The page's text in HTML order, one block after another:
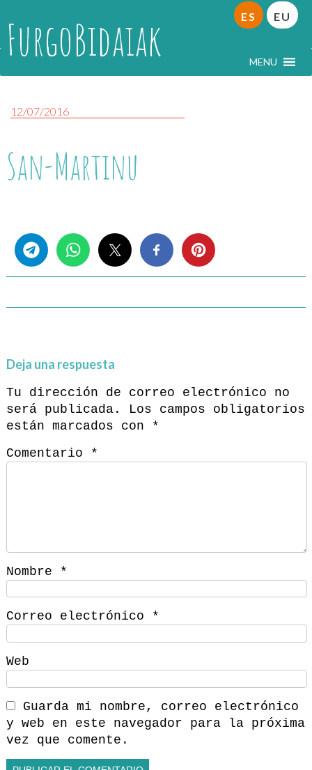
FurgoBidaiak MENU
ES EU
12/07/2016
San-Martinu
Deja una respuesta
Tu dirección de correo electrónico no
será publicada.
Los campos obligatorios
están marcados con
*
Comentario
*
Nombre *
Correo electrónico *
Web
Guarda mi nombre, correo electrónico
y web en este navegador para la próxima
vez que comente.